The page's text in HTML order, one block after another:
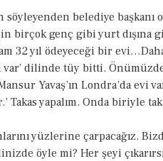
söyleyenden belediye
birçok genç gibi yurt dışına
32 yıl ödeyeceği bir
var’ dilinde tüy bitti.
Yavaş’ın Londra’da
Takas yapalım. Onda biriyle
yüzlerine çarpacağız.
öyle mi? Her şeyi